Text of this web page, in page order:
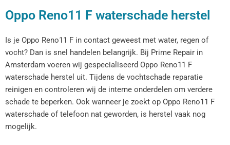
Oppo Reno11 F waterschade herstel
Is je Oppo Reno11 F in contact geweest met water, regen of
vocht? Dan is snel handelen belangrijk. Bij Prime Repair in
Amsterdam voeren wij gespecialiseerd Oppo Reno11 F
waterschade herstel uit. Tijdens de vochtschade reparatie
reinigen en controleren wij de interne onderdelen om verdere
schade te beperken. Ook wanneer je zoekt op Oppo Reno11 F
waterschade of telefoon nat geworden, is herstel vaak nog
mogelijk.